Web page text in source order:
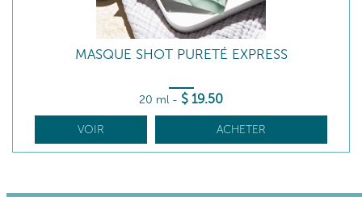
MASQUE SHOT PURETÉ EXPRESS
20 ml - $ 19.50
VOIR ACHETER